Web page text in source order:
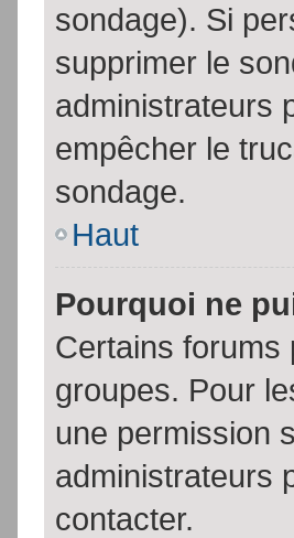
sondage). Si
supprimer le
administrateurs
empêcher le
sondage.
Haut
Pourquoi ne
Certains forums
groupes. Pour
une permission
administrateurs
contacter.